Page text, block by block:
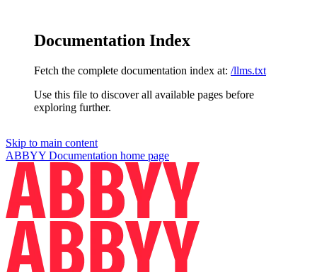
Documentation Index
Fetch the complete documentation index at: /llms.txt
Use this file to discover all available pages before
exploring further.
Skip to main content
ABBYY Documentation home page